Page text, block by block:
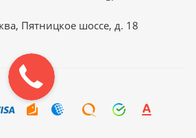
Пятницкое шоссе, д. 18